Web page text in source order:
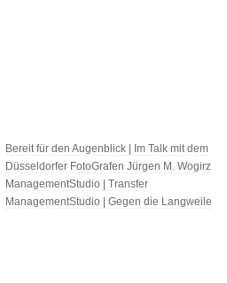
Bereit für den Augenblick | Im Talk mit dem
Düsseldorfer FotoGrafen Jürgen M. Wogirz
ManagementStudio | Transfer
ManagementStudio | Gegen die Langweile